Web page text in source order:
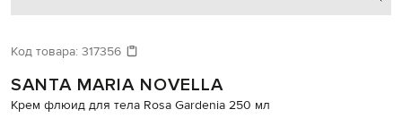
Код товара: 317356
SANTA MARIA NOVELLA
Крем флюид для тела Rosa Gardenia 250 мл